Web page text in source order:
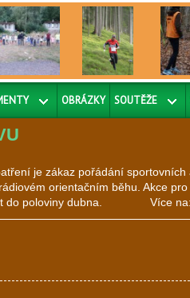
OBRÁZKY SOUTĚŽE
je zákaz pořádání
orientačním běhu. Akce
do poloviny dubna. Více na: